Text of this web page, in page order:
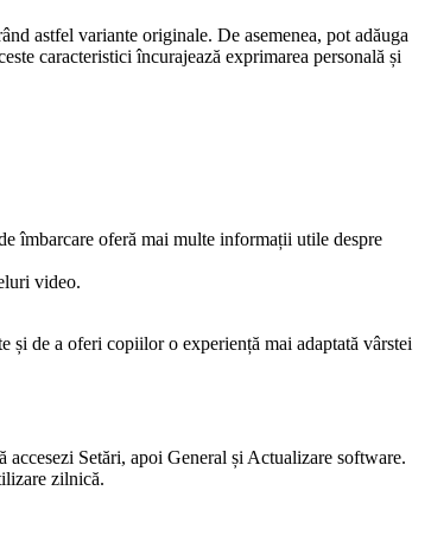
astfel variante originale. De asemenea, pot adăuga
caracteristici încurajează exprimarea personală și
îmbarcare oferă mai multe informații utile despre
video.
și de a oferi copiilor o experiență mai adaptată vârstei
accesezi Setări, apoi General și Actualizare software.
zilnică.